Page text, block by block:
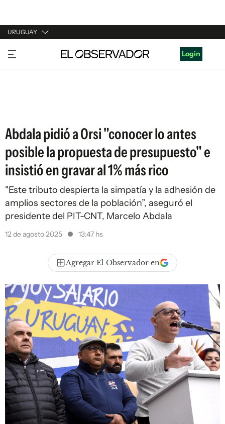
URUGUAY
URUGUAY
ARGENTINA
Login
Abdala pidió a Orsi "conocer lo antes
posible la propuesta de presupuesto" e
insistió en gravar al 1% más rico
"Este tributo despierta la simpatía y la adhesión de
amplios sectores de la población”, aseguró el
presidente del PIT-CNT, Marcelo Abdala
12 de agosto 2025 13:47 hs
Agregar El Observador en